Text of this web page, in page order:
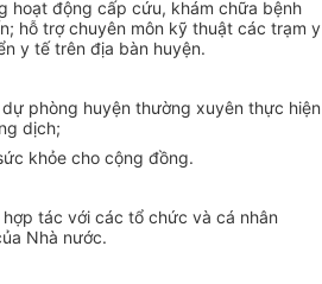
hoạt động cấp cứu, khám chữa bệnh
hỗ trợ chuyên môn kỹ thuật các trạm y
y tế trên địa bàn huyện.
phòng huyện thường xuyên thực hiện
dịch;
khỏe cho cộng đồng.
tác với các tổ chức và cá nhân
Nhà nước.